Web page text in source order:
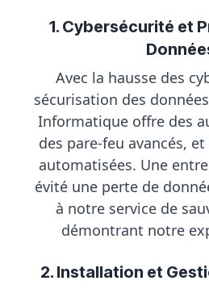
1. Cybersécurité et
Avec la hausse des
sécurisation des
Informatique offre des
des pare-feu avancés,
automatisées. Une
évité une perte de
à notre service de
démontrant notre
2. Installation et